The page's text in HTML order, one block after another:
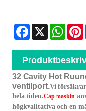
Facebook
X
32 Cavity Hot
ventilport,Vi
hela tiden.Cap maskin
högkvalitativa och en